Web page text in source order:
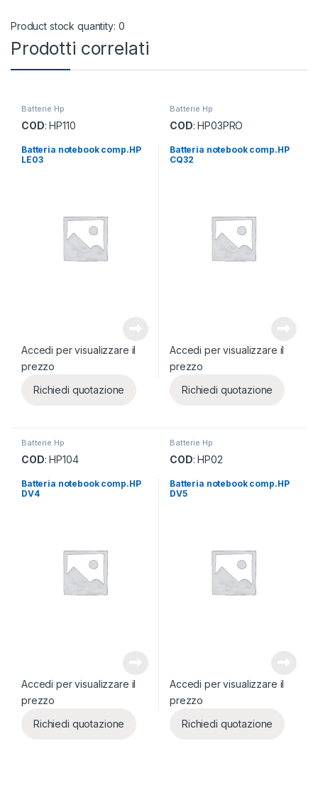
Product stock quantity: 0
Prodotti correlati
Batterie Hp
COD: HP110
Batteria notebook comp.HP
LE03
Accedi per visualizzare il
prezzo
Richiedi quotazione
Batterie Hp
COD: HP03PRO
Batteria notebook comp.HP
CQ32
Accedi per visualizzare il
prezzo
Richiedi quotazione
Batterie Hp
COD: HP104
Batteria notebook comp.HP
DV4
Accedi per visualizzare il
prezzo
Richiedi quotazione
Batterie Hp
COD: HP02
Batteria notebook comp.HP
DV5
Accedi per visualizzare il
prezzo
Richiedi quotazione